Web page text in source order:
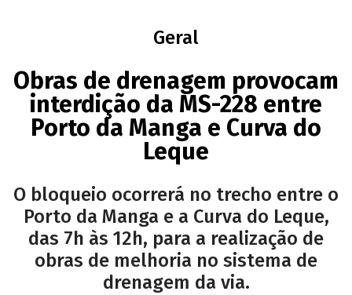
Geral
Obras de drenagem provocam
interdição da MS-228 entre
Porto da Manga e Curva do
Leque
O bloqueio ocorrerá no trecho entre o
Porto da Manga e a Curva do Leque,
das 7h às 12h, para a realização de
obras de melhoria no sistema de
drenagem da via.